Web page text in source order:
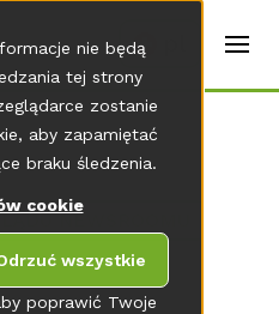
poprawić Twoje
nie będą
tej strony
zostanie
aby zapamiętać
braku śledzenia.
cookie
wszystkie
NEWSROOMU